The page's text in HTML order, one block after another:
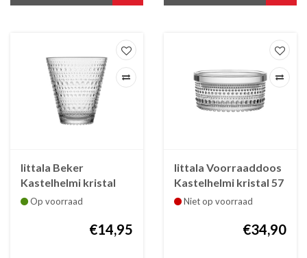
Iittala Beker
Kastelhelmi kristal
helder 30 cl
Op voorraad
€14,95
Iittala Voorraaddoos
Kastelhelmi kristal 57
mm hoog
Niet op voorraad
€34,90